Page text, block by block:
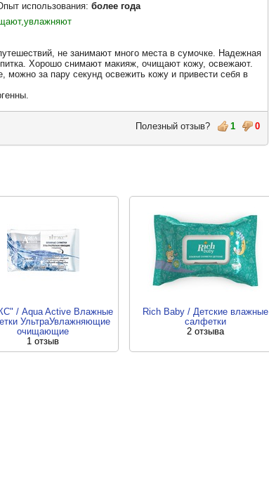
использования: более года
не занимают много места в сумочке. Надежная
Хорошо снимают макияж, очищают кожу, освежают.
за пару секунд освежить кожу и привести себя в
Полезный отзыв? 1 0
/ Aqua Active Влажные
УльтраУвлажняющие
очищающие
1 отзыв
Rich Baby / Детские влажные
салфетки
2 отзыва